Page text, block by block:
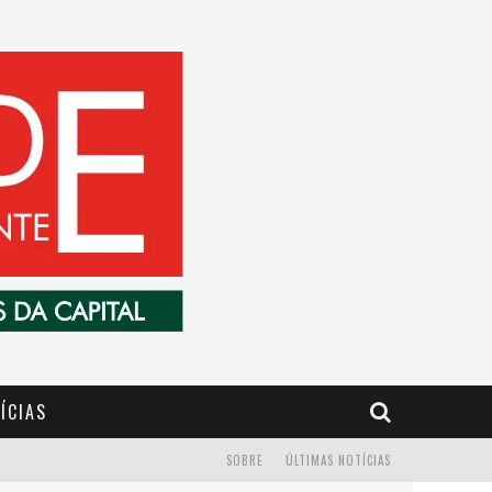
ÚLTIMAS NOTÍCIAS
SOBRE